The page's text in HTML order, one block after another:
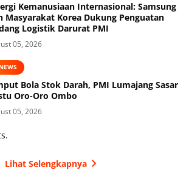
Kemanusiaan Internasional: Samsung
Masyarakat Korea Dukung Penguatan
Logistik Darurat PMI
05, 2026
Bola Stok Darah, PMI Lumajang Sasar
Oro-Oro Ombo
05, 2026
Lihat Selengkapnya